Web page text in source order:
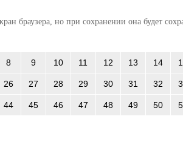
браузера, но при сохранении она будет
8 9 10 11 12 13 14
26 27 28 29 30 31 32
44 45 46 47 48 49 50